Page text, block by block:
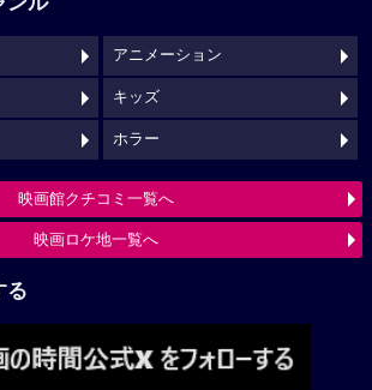
アニメーション
キッズ
ホラー
映画館クチコミ一覧へ
映画ロケ地一覧へ
る